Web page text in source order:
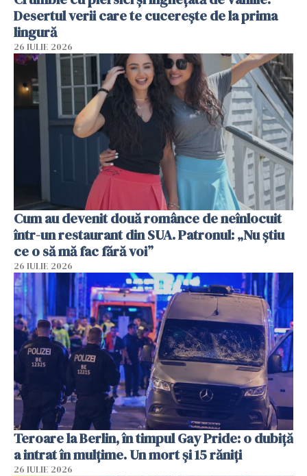
Desertul verii care te cucerește de la prima
lingură
26 IULIE 2026
Cum au devenit două românce de neînlocuit
într-un restaurant din SUA. Patronul: „Nu știu
ce o să mă fac fără voi”
26 IULIE 2026
Teroare la Berlin, în timpul Gay Pride: o dubiță
a intrat în mulțime. Un mort și 15 răniți
26 IULIE 2026